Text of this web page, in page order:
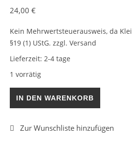
24,00 €
Kein Mehrwertsteuerausweis, da
§19 (1) UStG. zzgl. Versand
Lieferzeit: 2-4 tage
1 vorrätig
Kettenanhänger Muster Epoxidharz
IN DEN WARENKORB